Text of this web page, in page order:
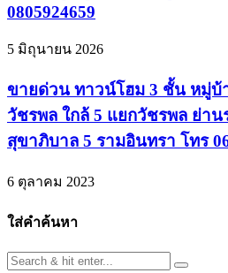
0805924659
5 มิถุนายน 2026
ขายด่วน ทาวน์โฮม 3 ชั้น หมู่บ้
วัชรพล ใกล้ 5 แยกวัชรพล ย่า
สุขาภิบาล 5 รามอินทรา โทร
6 ตุลาคม 2023
ใส่คำค้นหา